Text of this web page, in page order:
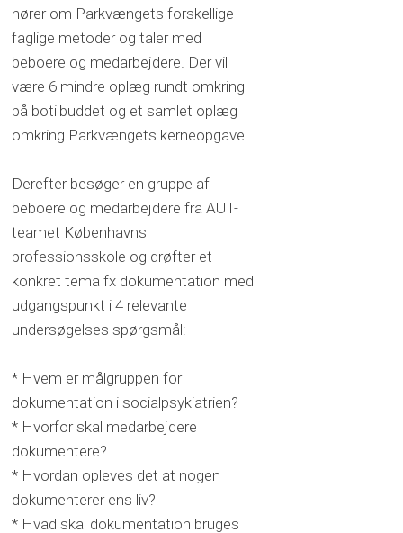
hører om Parkvængets forskellige
faglige metoder og taler med
beboere og medarbejdere. Der vil
være 6 mindre oplæg rundt omkring
på botilbuddet og et samlet oplæg
omkring Parkvængets kerneopgave.
Derefter besøger en gruppe af
beboere og medarbejdere fra AUT-
teamet Københavns
professionsskole og drøfter et
konkret tema fx dokumentation med
udgangspunkt i 4 relevante
undersøgelses spørgsmål:
* Hvem er målgruppen for
dokumentation i socialpsykiatrien?
* Hvorfor skal medarbejdere
dokumentere?
* Hvordan opleves det at nogen
dokumenterer ens liv?
* Hvad skal dokumentation bruges